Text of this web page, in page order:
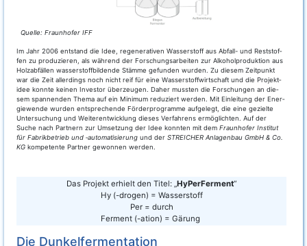
Quel­le: Fraun­ho­fer IFF
Im Jahr 2006 ent­stand die Idee, rege­ne­ra­ti­ven Was­ser­stoff aus Abfall- und Rest­stof­
fen zu pro­du­zie­ren, als wäh­rend der For­schungs­ar­bei­ten zur Alko­hol­pro­duk­ti­on aus
Holz­ab­fäl­len was­ser­stoff­bil­d­en­de Stäm­me gefun­den wur­den. Zu die­sem Zeit­punkt
war die Zeit aller­dings noch nicht reif für eine Was­ser­stoff­wirt­schaft und die Pro­jekt­
idee konn­te kei­nen Inves­tor über­zeu­gen. Daher muss­ten die For­schun­gen an die­
sem span­nen­den The­ma auf ein Mini­mum redu­ziert wer­den. Mit Ein­lei­tung der Ener­
gie­wen­de wur­den ent­spre­chen­de För­der­pro­gram­me auf­ge­legt, die eine geziel­te
Unter­su­chung und Wei­ter­ent­wick­lung die­ses Ver­fah­rens ermög­lich­ten. Auf der
Suche nach Part­nern zur Umset­zung der Idee konn­ten mit dem Fraun­ho­fer Insti­tut
für Fabrik­be­trieb und ‑auto­ma­ti­sie­rung und der STREICHER Anla­gen­bau GmbH & Co.
KG kom­pe­ten­te Part­ner gewon­nen werden.
Das Pro­jekt erhielt den Titel: „ HyPer­Fer­ment“
Hy (-dro­gen) = Wasserstoff
Per = durch
Fer­ment (-ati­on) = Gärung
Die Dunkelfermentation